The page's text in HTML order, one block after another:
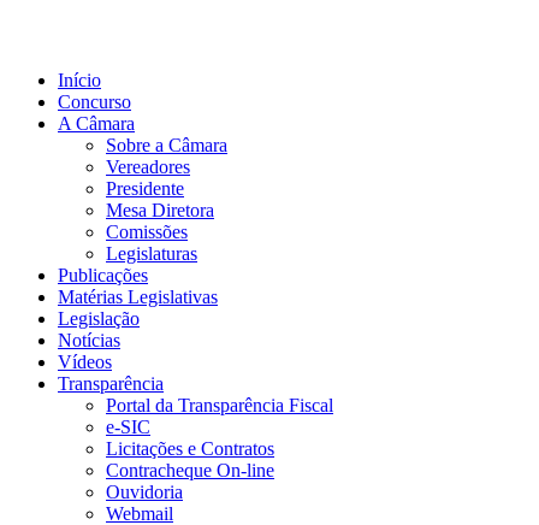
Início
Concurso
A Câmara
Sobre a Câmara
Vereadores
Presidente
Mesa Diretora
Comissões
Legislaturas
Publicações
Matérias Legislativas
Legislação
Notícias
Vídeos
Transparência
Portal da Transparência Fiscal
e-SIC
Licitações e Contratos
Contracheque On-line
Ouvidoria
Webmail